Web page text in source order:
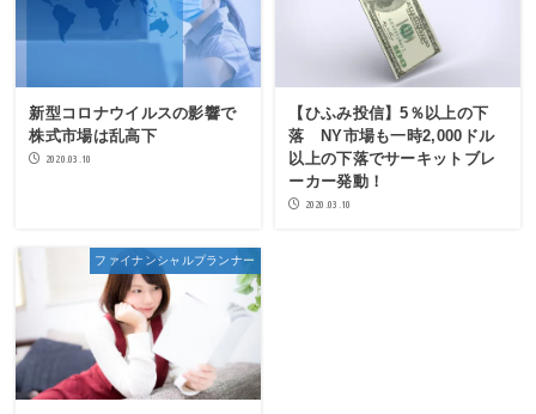
新型コロナウイルスの影響で
株式市場は乱高下
2020.03.10
【ひふみ投信】5％以上の下
落 NY市場も一時2,000ドル
以上の下落でサーキットブレ
ーカー発動！
2020.03.10
ファイナンシャルプランナー